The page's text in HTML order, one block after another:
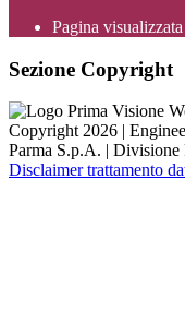
Pagina visualizzata
Sezione Copyright
Copyright 2026 |
Parma S.p.A. |
Disclaimer trattamento